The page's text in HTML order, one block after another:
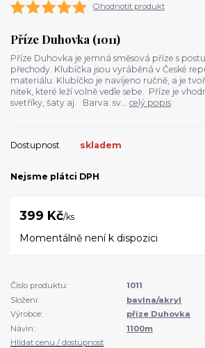
Ohodnotit produkt
Příze Duhovka (1011)
Příze Duhovka je jemná směsová příze s
přechody. Klubíčka jsou vyráběná v České
materiálu. Klubíčko je navíjeno ručně, a je
nitek, které leží volně vedle sebe. Příze je
svetříky, šaty aj. Barva: sv... celý popis
Dostupnost skladem
Nejsme plátci DPH
399 Kč/ks
Momentálně není k dispozici
Číslo produktu:
1011
Složení:
bavlna/akryl
Výrobce:
příze Duhovka
Návin:
1100m
Hlídat cenu / dostupnost